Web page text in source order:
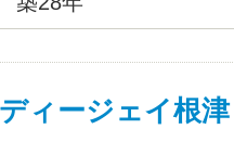
ディージェイ根津